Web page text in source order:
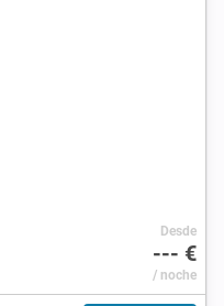
Desde
--- €
/ noche